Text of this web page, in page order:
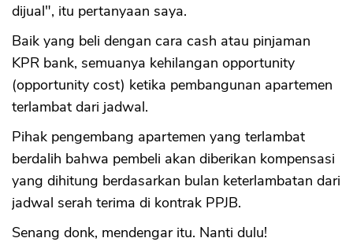
dijual", itu pertanyaan saya.
Baik yang beli dengan cara cash atau pinjaman
KPR bank, semuanya kehilangan opportunity
(opportunity cost) ketika pembangunan apartemen
terlambat dari jadwal.
Pihak pengembang apartemen yang terlambat
berdalih bahwa pembeli akan diberikan kompensasi
yang dihitung berdasarkan bulan keterlambatan dari
jadwal serah terima di kontrak PPJB.
Senang donk, mendengar itu. Nanti dulu!